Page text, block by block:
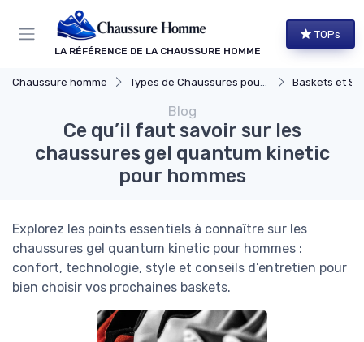
LA RÉFÉRENCE DE LA CHAUSSURE HOMME
TOPs
Chaussure homme Types de Chaussures pour Hommes Baskets et
Blog
Ce qu’il faut savoir sur les
chaussures gel quantum kinetic
pour hommes
Explorez les points essentiels à connaître sur les
chaussures gel quantum kinetic pour hommes :
confort, technologie, style et conseils d’entretien pour
bien choisir vos prochaines baskets.
Panneau de gestion des cookies